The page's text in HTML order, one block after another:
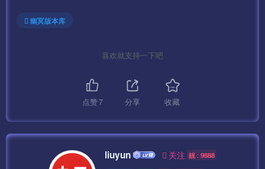
幽冥版本库
喜欢就支持一下吧
点赞7 分享 收藏
liuyun 关注 靓 : 9888